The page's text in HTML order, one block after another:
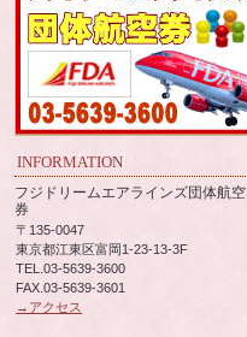
INFORMATION
フジドリームエアラインズ団体航空
券
〒135-0047
東京都江東区富岡1-23-13-3F
TEL.03-5639-3600
FAX.03-5639-3601
→アクセス